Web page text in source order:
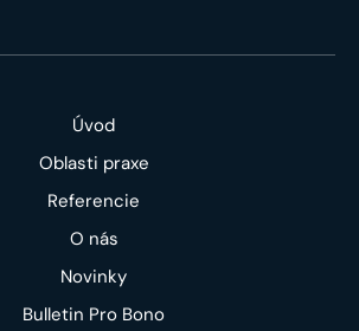
Úvod
Oblasti praxe
Referencie
O nás
Novinky
Bulletin Pro Bono